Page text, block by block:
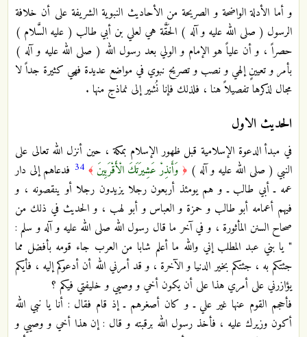
و أما الأدلة الواضحة و الصريحة من الأحاديث النبوية الشريفة على أن خلافة
الرسول ( صلى الله عليه و آله ) الحَقَّة هي لعلي بن أبي طالب ( عليه السَّلام )
حصراً ، و أن علياً هو الإمام و الولي بعد رسول الله ( صلى الله عليه و آله )
بأمر و تعيينٍ إلهي و نصب و تصريح نبوي في مواضع عديدة فهي كثيرة جداً لا
مجال لذكرها تفصيلاً هنا ، فلذلك فإنا نُشير إلى نماذج منها .
الحديث الاول
في مبدأ الدعوة الإسلامية قبل ظهور الإسلام بمكة ، حين أنزل الله تعالى على
النبي ( صلى الله عليه و آله )﴿ وَأَنذِرْ عَشِيرَتَكَ الْأَقْرَبِينَ ﴾ 34 فدعاهم إلى دار
عمه ـ أبي طالب ـ و هم يومئذ أربعون رجلا يزيدون رجلا أو ينقصونه ، و
فيهم أعمامه أبو طالب و حمزة و العباس و أبو لهب ، و الحديث في ذلك من
صحاح السنن المأثورة ، و في آخر ما قال رسول الله صلى الله عليه و آله و سلم :
" يا بني عبد المطلب إني والله ما أعلم شابا من العرب جاء قومه بأفضل مما
جئتكم به ، جئتكم بخير الدنيا و الآخرة ، و قد أمرني الله أن أدعوكم إليه ، فأيكم
يؤازرني على أمري هذا على أن يكون أخي و وصيي و خليفتي فيكم ؟
فأحجم القوم عنها غير علي ـ و كان أصغرهم ـ إذ قام فقال : أنا يا نبي الله
أكون وزيرك عليه ، فأخذ رسول الله برقبته و قال : إن هذا أخي و وصيي و